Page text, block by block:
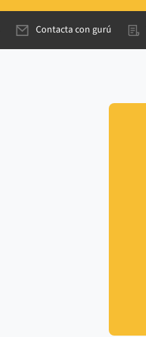
Contacta con gurú